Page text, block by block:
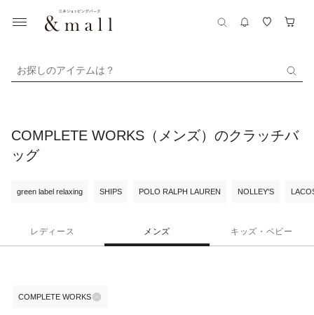
お探しのアイテムは？
COMPLETE WORKS（メンズ）のクラッチバ
ッグ
green label relaxing SHIPS POLO RALPH LAUREN NOLLEY'S
レディース メンズ キッズ・ベビー
COMPLETE WORKS